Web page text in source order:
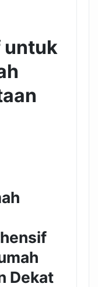
untuk
Dekat